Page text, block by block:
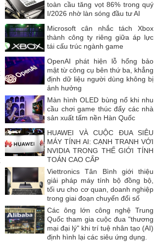
toàn cầu tăng vọt 86% trong quý
I/2026 nhờ làn sóng đầu tư AI
Microsoft cân nhắc tách Xbox
thành công ty riêng giữa áp lực
tái cấu trúc ngành game
OpenAI phát hiện lỗ hổng bảo
mật từ công cụ bên thứ ba, khẳng
định dữ liệu người dùng không bị
ảnh hưởng
Màn hình OLED bùng nổ khi nhu
cầu chơi game thúc đẩy các nhà
sản xuất tấm nền Hàn Quốc
HUAWEI VÀ CUỘC ĐUA SIÊU
MÁY TÍNH AI: CẠNH TRANH VỚI
NVIDIA TRONG THẾ GIỚI TÍNH
TOÁN CAO CẤP
Viettronics Tân Bình giới thiệu
giải pháp máy tính bộ đồng bộ,
tối ưu cho cơ quan, doanh nghiệp
trong giai đoạn chuyển đổi số
Các ông lớn công nghệ Trung
Quốc tham gia cuộc đua "thương
mại đại lý" khi trí tuệ nhân tạo (AI)
định hình lại các siêu ứng dụng.